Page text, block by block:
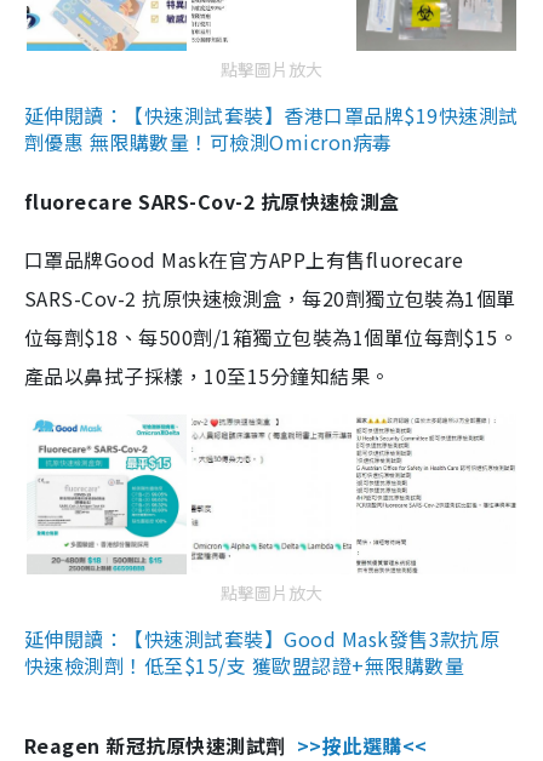
點擊圖片放大
延伸閱讀：【快速測試套裝】香港口罩品牌$19快速測試
劑優惠 無限購數量！可檢測Omicron病毒
fluorecare SARS-Cov-2 抗原快速檢測盒
口罩品牌Good Mask在官方APP上有售fluorecare
SARS-Cov-2 抗原快速檢測盒，每20劑獨立包裝為1個單
位每劑$18、每500劑/1箱獨立包裝為1個單位每劑$15。
產品以鼻拭子採樣，10至15分鐘知結果。
點擊圖片放大
延伸閱讀：【快速測試套裝】Good Mask發售3款抗原
快速檢測劑！低至$15/支 獲歐盟認證+無限購數量
Reagen 新冠抗原快速測試劑 >>按此選購<<